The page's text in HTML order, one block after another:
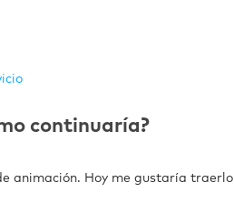
continuaría?
animación. Hoy me gustaría traerlo